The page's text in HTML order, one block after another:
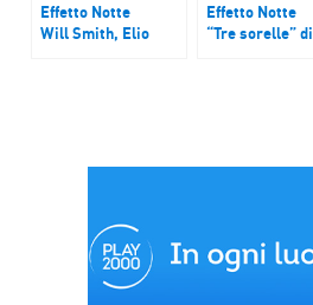
Effetto Notte
Will Smith, Elio
Effetto Notte
“Tre sorelle” di